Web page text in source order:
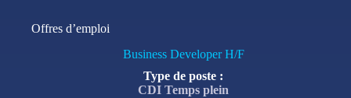
Offres d’emploi
Business Developer H/F
Type de poste :
CDI Temps plein